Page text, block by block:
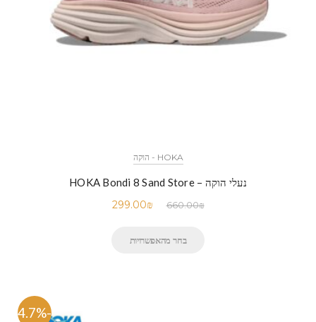
HOKA - הוקה
נעלי הוקה – HOKA Bondi 8 Sand Store
660.00₪
299.00₪
בחר מהאפשרויות
-54.7%